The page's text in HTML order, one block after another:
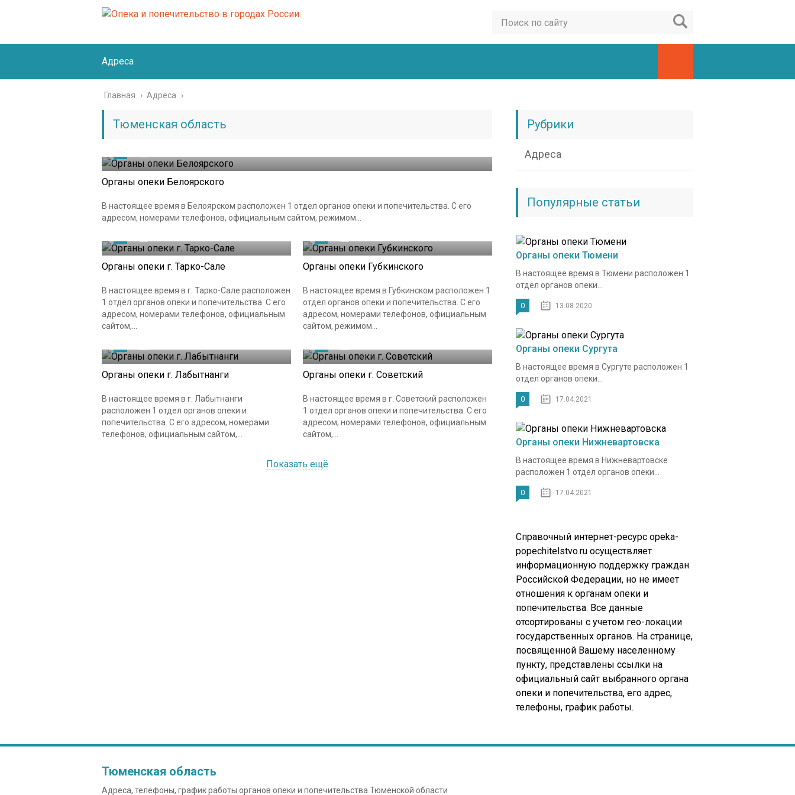
Адреса
Главная › Адреса ›
Тюменская область
Органы опеки Белоярского
В настоящее время в Белоярском расположен 1 отдел органов опеки и попечительства. С его
адресом, номерами телефонов, официальным сайтом, режимом...
Органы опеки г. Тарко-Сале
В настоящее время в г. Тарко-Сале расположен
1 отдел органов опеки и попечительства. С его
адресом, номерами телефонов, официальным
сайтом,...
Органы опеки Губкинского
В настоящее время в Губкинском расположен 1
отдел органов опеки и попечительства. С его
адресом, номерами телефонов, официальным
сайтом, режимом...
Органы опеки г. Лабытнанги
В настоящее время в г. Лабытнанги
расположен 1 отдел органов опеки и
попечительства. С его адресом, номерами
телефонов, официальным сайтом,...
Органы опеки г. Советский
В настоящее время в г. Советский расположен
1 отдел органов опеки и попечительства. С его
адресом, номерами телефонов, официальным
сайтом,...
Показать ещё
Рубрики
Адреса
Популярные статьи
Органы опеки Тюмени
В настоящее время в Тюмени расположен 1
отдел органов опеки...
0 13.08.2020
Органы опеки Сургута
В настоящее время в Сургуте расположен 1
отдел органов опеки...
0 17.04.2021
Органы опеки Нижневартовска
В настоящее время в Нижневартовске
расположен 1 отдел органов опеки...
0 17.04.2021
Справочный интернет-ресурс opeka-
popechitelstvo.ru осуществляет
информационную поддержку граждан
Российской Федерации, но не имеет
отношения к органам опеки и
попечительства. Все данные
отсортированы с учетом гео-локации
государственных органов. На странице,
посвященной Вашему населенному
пункту, представлены ссылки на
официальный сайт выбранного органа
опеки и попечительства, его адрес,
телефоны, график работы.
Тюменская область
Адреса, телефоны, график работы органов опеки и попечительства Тюменской области